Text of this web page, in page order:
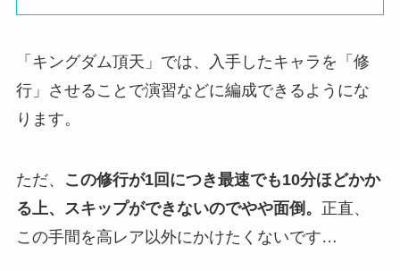
「キングダム頂天」では、入手したキャラを「修
行」させることで演習などに編成できるようにな
ります。
ただ、
この修行が1回につき最速でも10分ほどかか
る上、スキップができないのでやや面倒。 正直、
この手間を高レア以外にかけたくないです…